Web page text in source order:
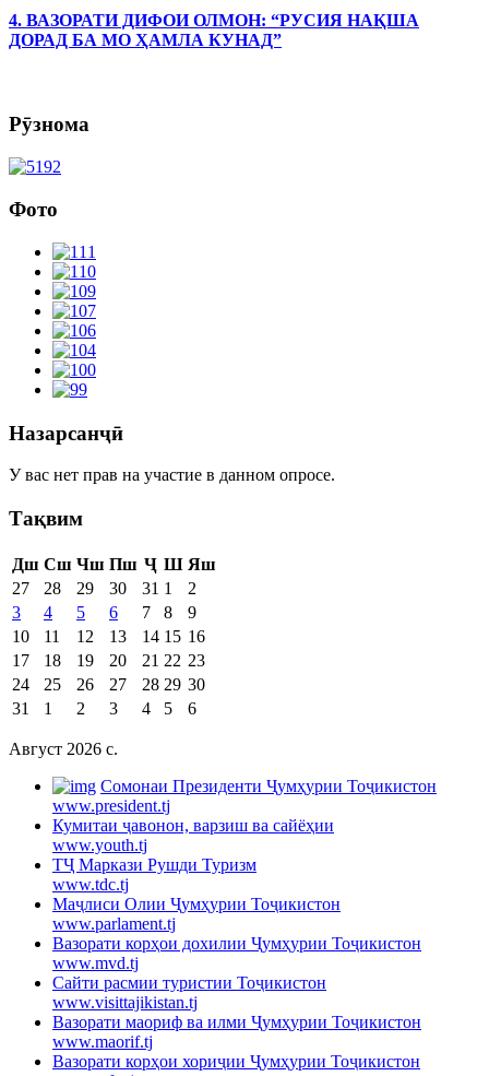
4. ВАЗОРАТИ ДИФОИ ОЛМОН: “РУСИЯ НАҚША
ДОРАД БА МО ҲАМЛА КУНАД”
Рӯзнома
Фото
Назарсанҷӣ
У вас нет прав на участие в данном опросе.
Тақвим
Дш Сш Чш Пш Ҷ Ш Яш
27
28 29 30 31 1
2
3
4 5 6 7 8
9
10
11 12 13 14 15 16
17
18 19 20 21 22 23
24
25 26 27 28 29 30
31
1 2 3 4 5 6
Август 2026 c.
Cомонаи Президенти Ҷумҳурии Тоҷикистон
www.president.tj
Кумитаи ҷавонон, варзиш ва сайёҳии
www.youth.tj
ТҶ Маркази Рушди Туризм
www.tdc.tj
Маҷлиси Олии Ҷумҳурии Тоҷикистон
www.parlament.tj
Вазорати корҳои дохилии Ҷумҳурии Тоҷикистон
www.mvd.tj
Сайти расмии туристии Тоҷикистон
www.visittajikistan.tj
Вазорати маориф ва илми Ҷумҳурии Тоҷикистон
www.maorif.tj
Вазорати корҳои хориҷии Ҷумҳурии Тоҷикистон